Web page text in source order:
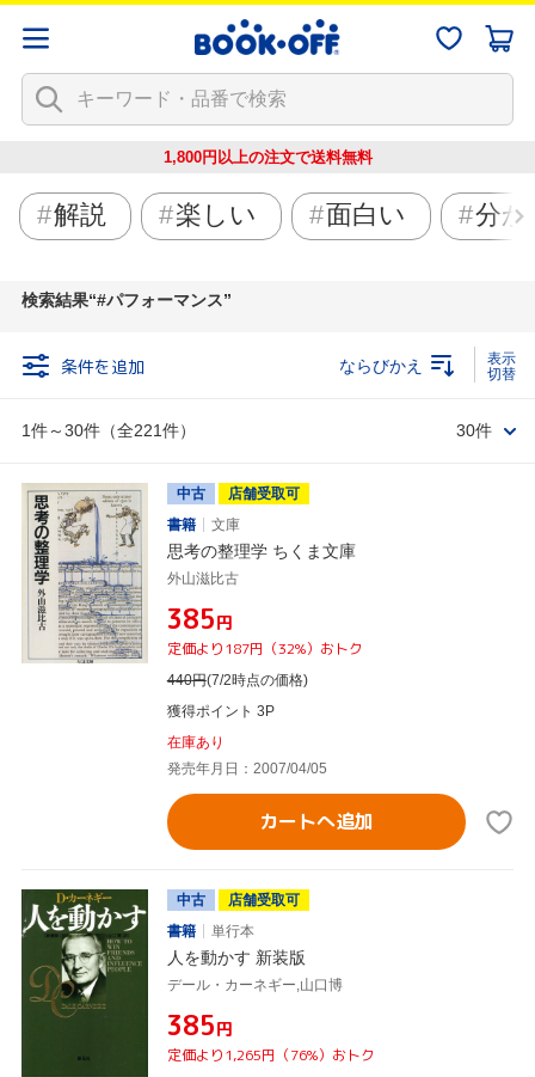
1,800円以上の注文で送料無料
解説 楽しい 面白い 分
検索結果 #パフォーマンス
条件を追加
1件～30件（全221件）
ならびかえ
30件
中古
店舗受取可
書籍
文庫
思考の整理学 ちくま文庫
外山滋比古
¥385円
定価より187円（32%）おトク
440円(7/2時点の価格)
獲得ポイント 3P
在庫あり
発売年月日：2007/04/05
カートへ追加
中古
店舗受取可
書籍
単行本
人を動かす 新装版
デール・カーネギー,山口博
¥385円
定価より1,265円（76%）おトク